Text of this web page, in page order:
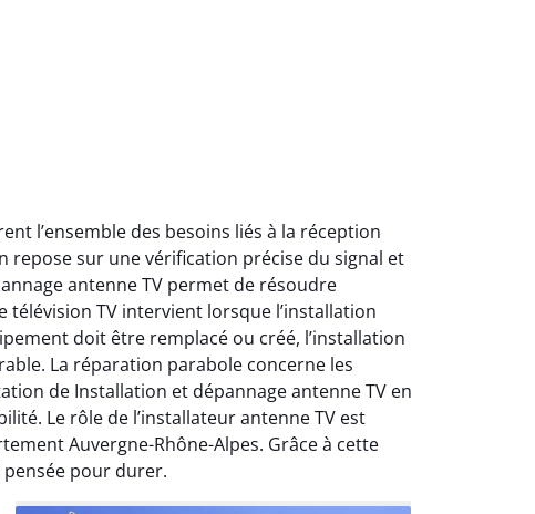
l’ensemble des besoins liés à la réception
repose sur une vérification précise du signal et
antenne TV permet de résoudre
télévision TV intervient lorsque l’installation
doit être remplacé ou créé, l’installation
La réparation parabole concerne les
de Installation et dépannage antenne TV en
Le rôle de l’installateur antenne TV est
Auvergne-Rhône-Alpes. Grâce à cette
pour durer.